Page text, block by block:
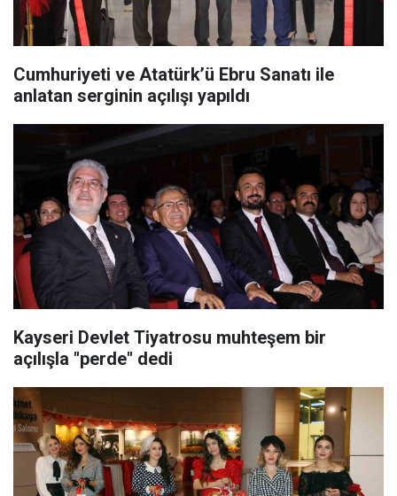
Cumhuriyeti ve Atatürk’ü Ebru Sanatı ile
anlatan serginin açılışı yapıldı
Kayseri Devlet Tiyatrosu muhteşem bir
açılışla "perde" dedi